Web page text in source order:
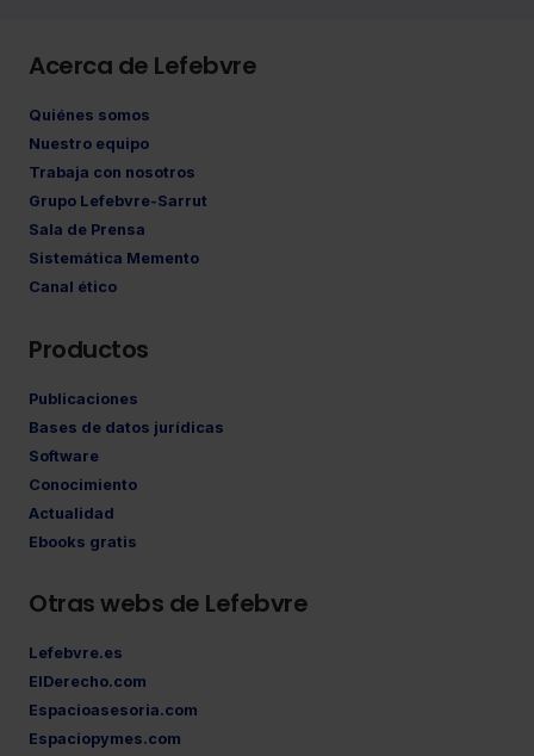
Acerca de Lefebvre
Quiénes somos
Nuestro equipo
Trabaja con nosotros
Grupo Lefebvre-Sarrut
Sala de Prensa
Sistemática Memento
Canal ético
Productos
Publicaciones
Bases de datos jurídicas
Software
Conocimiento
Actualidad
Ebooks gratis
Otras webs de Lefebvre
Lefebvre.es
ElDerecho.com
Espacioasesoria.com
Espaciopymes.com